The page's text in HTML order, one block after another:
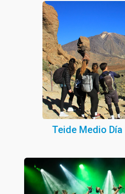
Teide Medio Día